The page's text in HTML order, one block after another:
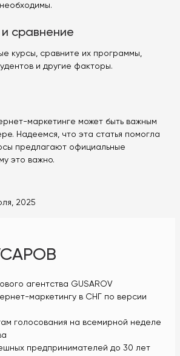
сравнение
курсы, сравните их программы,
и другие факторы.
маркетинге может быть важным
Надеемся, что эта статья помогла
предлагают официальные
это важно.
2025
агентства GUSAROV
маркетингу в СНГ по версии
голосования на всемирной неделе
предпринимателей до 30 лет